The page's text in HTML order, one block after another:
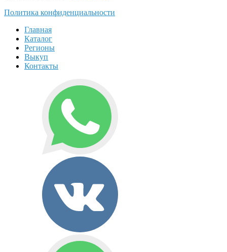
Политика конфиденциальности
Главная
Каталог
Регионы
Выкуп
Контакты